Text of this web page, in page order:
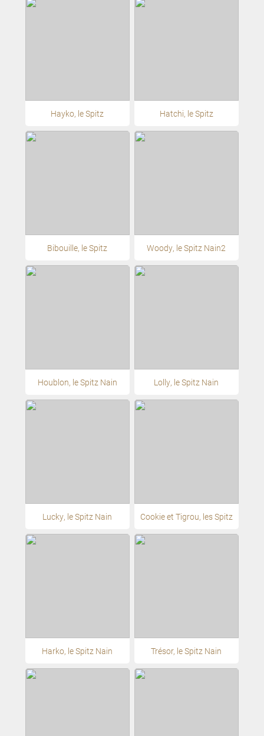
Hayko, le Spitz Hatchi, le Spitz
Bibouille, le Spitz Woody, le Spitz Nain2
Houblon, le Spitz Nain Lolly, le Spitz Nain
Lucky, le Spitz Nain Cookie et Tigrou, les Spitz
Harko, le Spitz Nain Trésor, le Spitz Nain